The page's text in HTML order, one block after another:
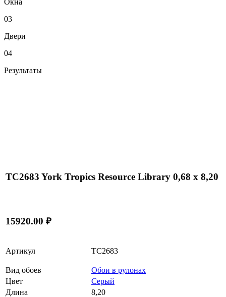
03
Двери
04
Результаты
TC2683 York Tropics Resource Library 0,68 x 8,20
15920.00 ₽
Артикул TC2683
Вид обоев
Обои в рулонах
Цвет
Серый
Длина
8,20